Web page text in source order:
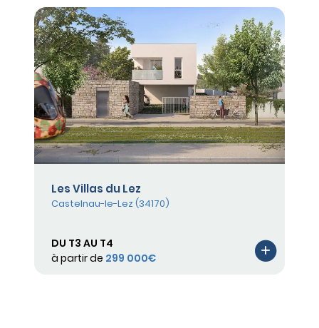
Les Villas du Lez
Castelnau-le-Lez (34170)
DU T3 AU T4
à partir de 299 000€